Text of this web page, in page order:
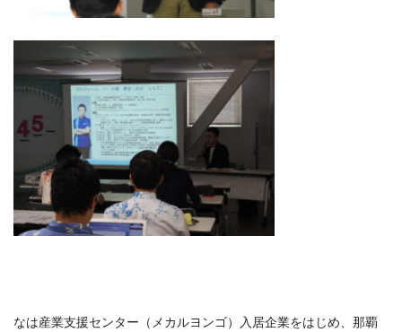
なは産業支援センター（メカルヨンゴ）入居企業をはじめ、那覇